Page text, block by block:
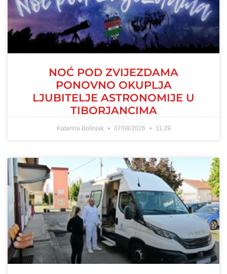
NOĆ POD ZVIJEZDAMA
PONOVNO OKUPLJA
LJUBITELJE ASTRONOMIJE U
TIBORJANCIMA
Katarina Bošnjak 07/08/2026 11:29